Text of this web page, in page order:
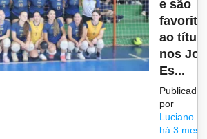
e são
ao
nos
Es...
Publicado
por
Luciano
há 3